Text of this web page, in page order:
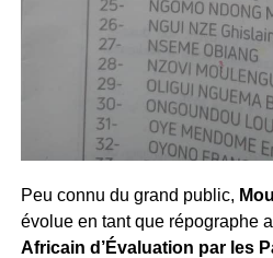
Peu connu du grand public,
évolue en tant que répographe
Africain d’Évaluation par les